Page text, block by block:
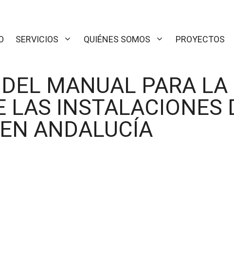
SERVICIOS QUIÉNES SOMOS PROYECTOS
MANUAL PARA LA
LAS INSTALACIONES
ANDALUCÍA